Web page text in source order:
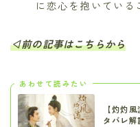
に恋心を抱いている
◁前の記事はこちらから
あわせて読みたい
【灼灼
タバレ解